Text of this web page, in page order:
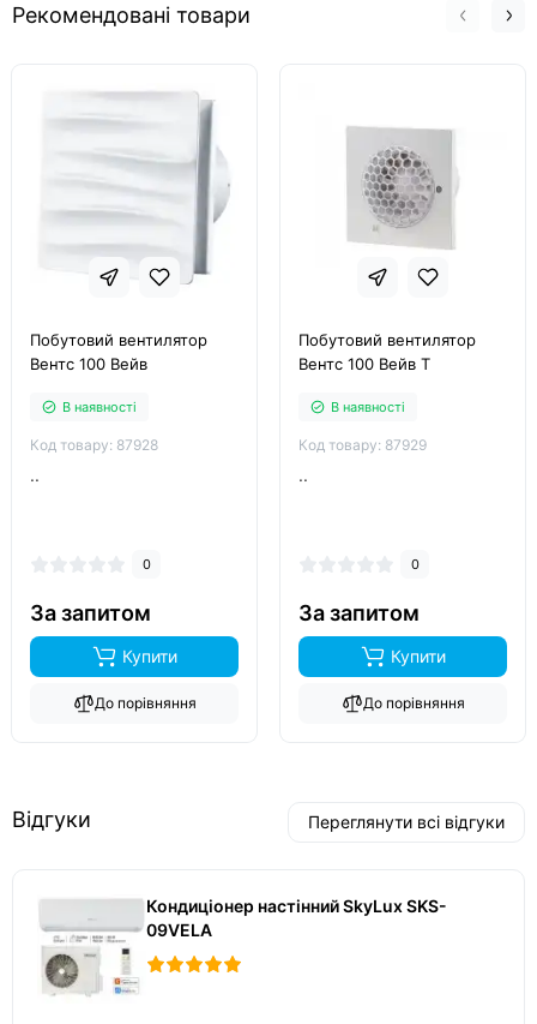
Рекомендовані товари
Побутовий вентилятор
Вентс 100 Вейв
В наявності
Код товару: 87928
..
0
За запитом
Купити
До порівняння
Побутовий вентилятор
Вентс 100 Вейв T
В наявності
Код товару: 87929
..
0
За запитом
Купити
До порівняння
Відгуки Переглянути всі відгуки
Кондиціонер настінний SkyLux SKS-
09VELA